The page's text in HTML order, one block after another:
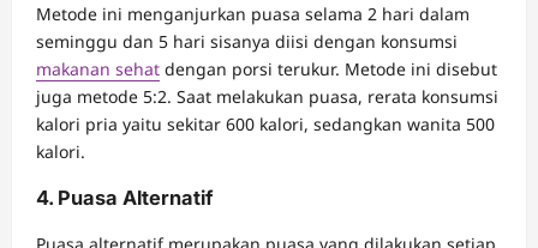
Metode ini menganjurkan puasa selama 2 hari dalam
seminggu dan 5 hari sisanya diisi dengan konsumsi
makanan sehat dengan porsi terukur. Metode ini disebut
juga metode 5:2. Saat melakukan puasa, rerata konsumsi
kalori pria yaitu sekitar 600 kalori, sedangkan wanita 500
kalori.
4. Puasa Alternatif